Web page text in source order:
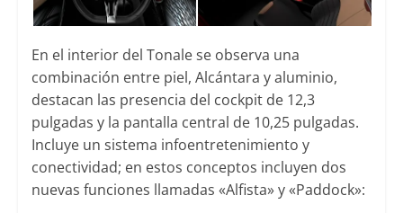
En el interior del Tonale se observa una
combinación entre piel, Alcántara y aluminio,
destacan las presencia del cockpit de 12,3
pulgadas y la pantalla central de 10,25 pulgadas.
Incluye un sistema infoentretenimiento y
conectividad; en estos conceptos incluyen dos
nuevas funciones llamadas «Alfista» y «Paddock»: